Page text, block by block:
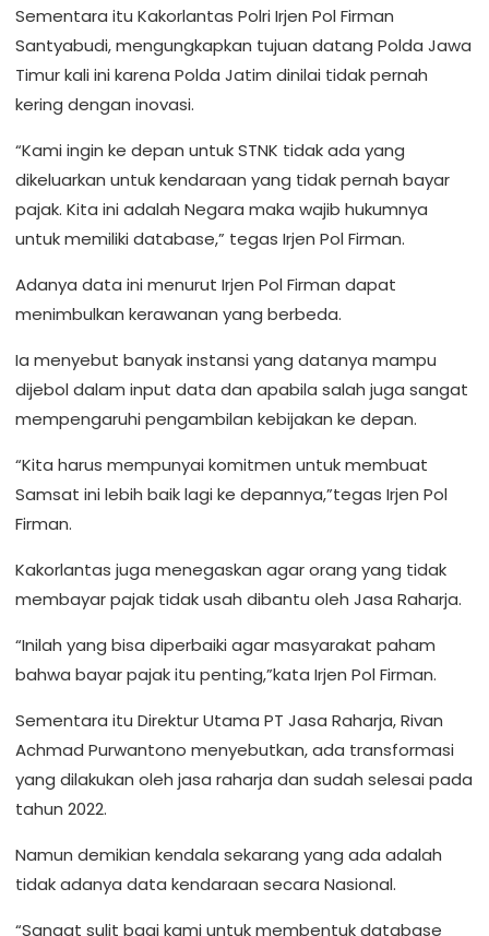
Sementara itu Kakorlantas Polri Irjen Pol Firman
Santyabudi, mengungkapkan tujuan datang Polda Jawa
Timur kali ini karena Polda Jatim dinilai tidak pernah
kering dengan inovasi.
“Kami ingin ke depan untuk STNK tidak ada yang
dikeluarkan untuk kendaraan yang tidak pernah bayar
pajak. Kita ini adalah Negara maka wajib hukumnya
untuk memiliki database,” tegas Irjen Pol Firman.
Adanya data ini menurut Irjen Pol Firman dapat
menimbulkan kerawanan yang berbeda.
Ia menyebut banyak instansi yang datanya mampu
dijebol dalam input data dan apabila salah juga sangat
mempengaruhi pengambilan kebijakan ke depan.
“Kita harus mempunyai komitmen untuk membuat
Samsat ini lebih baik lagi ke depannya,”tegas Irjen Pol
Firman.
Kakorlantas juga menegaskan agar orang yang tidak
membayar pajak tidak usah dibantu oleh Jasa Raharja.
“Inilah yang bisa diperbaiki agar masyarakat paham
bahwa bayar pajak itu penting,”kata Irjen Pol Firman.
Sementara itu Direktur Utama PT Jasa Raharja, Rivan
Achmad Purwantono menyebutkan, ada transformasi
yang dilakukan oleh jasa raharja dan sudah selesai pada
tahun 2022.
Namun demikian kendala sekarang yang ada adalah
tidak adanya data kendaraan secara Nasional.
“Sangat sulit bagi kami untuk membentuk database